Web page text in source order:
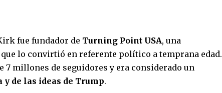
fue fundador de Turning Point USA, una
lo convirtió en referente político a temprana edad.
7 millones de seguidores y era considerado un
y de las ideas de Trump.